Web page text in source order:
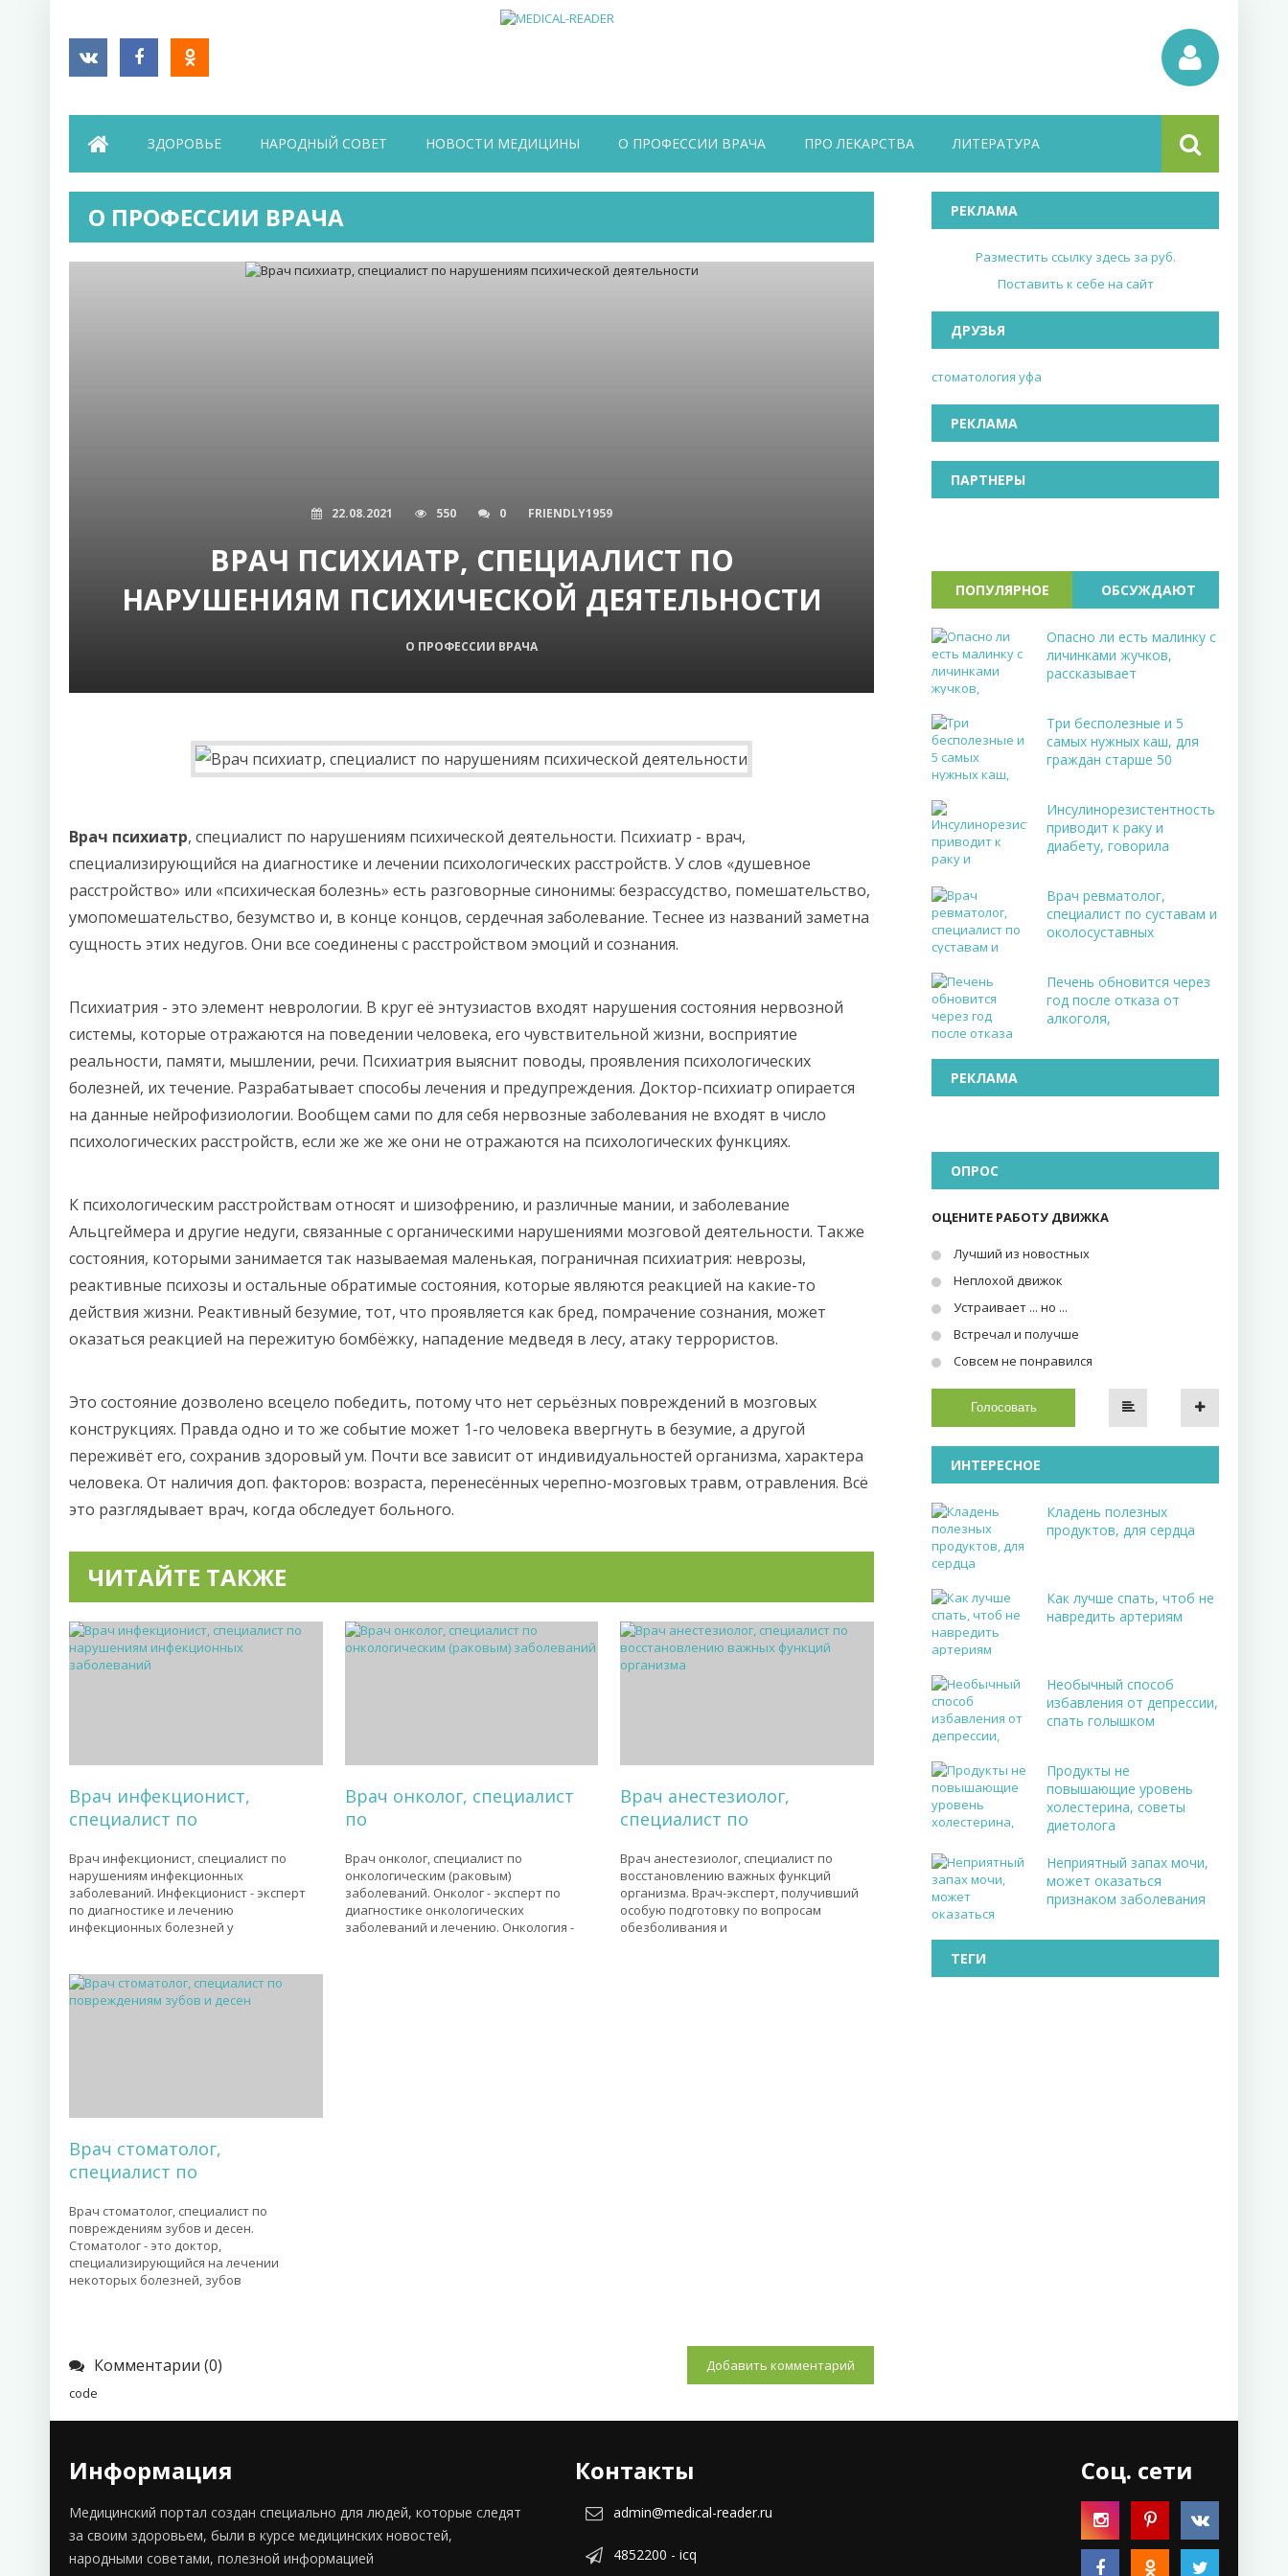
ЗДОРОВЬЕ НАРОДНЫЙ СОВЕТ НОВОСТИ МЕДИЦИНЫ О ПРОФЕССИИ ВРАЧА ПРО ЛЕКАРСТВА ЛИТЕРАТУРА
О ПРОФЕССИИ ВРАЧА
22.08.2021 550 0 FRIENDLY1959
ВРАЧ ПСИХИАТР, СПЕЦИАЛИСТ ПО
НАРУШЕНИЯМ ПСИХИЧЕСКОЙ ДЕЯТЕЛЬНОСТИ
О ПРОФЕССИИ ВРАЧА
Врач психиатр, специалист по нарушениям психической деятельности. Психиатр - врач,
специализирующийся на диагностике и лечении психологических расстройств. У слов «душевное
расстройство» или «психическая болезнь» есть разговорные синонимы: безрассудство, помешательство,
умопомешательство, безумство и, в конце концов, сердечная заболевание. Теснее из названий заметна
сущность этих недугов. Они все соединены с расстройством эмоций и сознания.
Психиатрия - это элемент неврологии. В круг её энтузиастов входят нарушения состояния нервозной
системы, которые отражаются на поведении человека, его чувствительной жизни, восприятие
реальности, памяти, мышлении, речи. Психиатрия выяснит поводы, проявления психологических
болезней, их течение. Разрабатывает способы лечения и предупреждения. Доктор-психиатр опирается
на данные нейрофизиологии. Вообщем сами по для себя нервозные заболевания не входят в число
психологических расстройств, если же же же они не отражаются на психологических функциях.
К психологическим расстройствам относят и шизофрению, и различные мании, и заболевание
Альцгеймера и другие недуги, связанные с органическими нарушениями мозговой деятельности. Также
состояния, которыми занимается так называемая маленькая, пограничная психиатрия: неврозы,
реактивные психозы и остальные обратимые состояния, которые являются реакцией на какие-то
действия жизни. Реактивный безумие, тот, что проявляется как бред, помрачение сознания, может
оказаться реакцией на пережитую бомбёжку, нападение медведя в лесу, атаку террористов.
Это состояние дозволено всецело победить, потому что нет серьёзных повреждений в мозговых
конструкциях. Правда одно и то же событие может 1-го человека ввергнуть в безумие, а другой
переживёт его, сохранив здоровый ум. Почти все зависит от индивидуальностей организма, характера
человека. От наличия доп. факторов: возраста, перенесённых черепно-мозговых травм, отравления. Всё
это разглядывает врач, когда обследует больного.
ЧИТАЙТЕ ТАКЖЕ
Врач инфекционист,
специалист по
Врач инфекционист, специалист по
нарушениям инфекционных
заболеваний. Инфекционист - эксперт
по диагностике и лечению
инфекционных болезней у
Врач онколог, специалист
по
Врач онколог, специалист по
онкологическим (раковым)
заболеваний. Онколог - эксперт по
диагностике онкологических
заболеваний и лечению. Онкология -
Врач анестезиолог,
специалист по
Врач анестезиолог, специалист по
восстановлению важных функций
организма. Врач-эксперт, получивший
особую подготовку по вопросам
обезболивания и
Врач стоматолог,
специалист по
Врач стоматолог, специалист по
повреждениям зубов и десен.
Стоматолог - это доктор,
специализирующийся на лечении
некоторых болезней, зубов
Комментарии (0) Добавить комментарий
РЕКЛАМА
Разместить ссылку здесь за руб.
Поставить к себе на сайт
ДРУЗЬЯ
стоматология уфа
РЕКЛАМА
ПАРТНЕРЫ
ПОПУЛЯРНОЕ ОБСУЖДАЮТ
Опасно ли есть малинку с
личинками жучков,
рассказывает
Три бесполезные и 5
самых нужных каш, для
граждан старше 50
Инсулинорезистентность
приводит к раку и
диабету, говорила
Врач ревматолог,
специалист по суставам и
околосуставных
Печень обновится через
год после отказа от
алкоголя,
РЕКЛАМА
ОПРОС
ОЦЕНИТЕ РАБОТУ ДВИЖКА
Лучший из новостных
Неплохой движок
Устраивает ... но ...
Встречал и получше
Совсем не понравился
Голосовать
ИНТЕРЕСНОЕ
Кладень полезных
продуктов, для сердца
Как лучше спать, чтоб не
навредить артериям
Необычный способ
избавления от депрессии,
спать голышком
Продукты не
повышающие уровень
холестерина, советы
диетолога
Неприятный запах мочи,
может оказаться
признаком заболевания
ТЕГИ
code
Информация
Медицинский портал создан специально для людей, которые следят
за своим здоровьем, были в курсе медицинских новостей,
народными советами, полезной информацией
Контакты
admin@medical-reader.ru
4852200 - icq
Соц. сети